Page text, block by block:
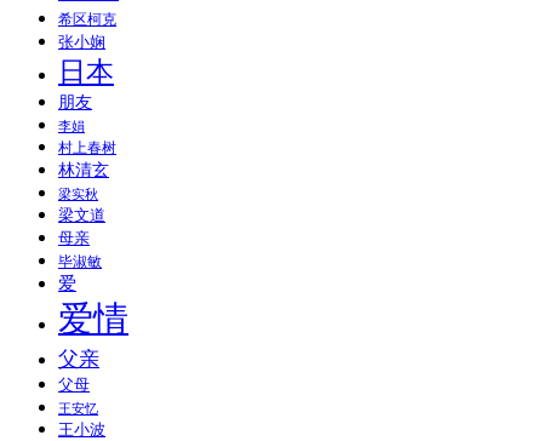
希区柯克
张小娴
日本
朋友
李娟
村上春树
林清玄
梁实秋
梁文道
母亲
毕淑敏
爱
爱情
父亲
父母
王安忆
王小波